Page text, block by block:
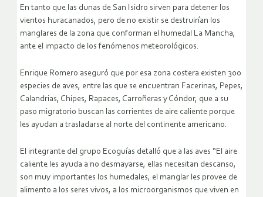
En tanto que las dunas de San Isidro sirven para detener los
vientos huracanados, pero de no existir se destruirían los
manglares de la zona que conforman el humedal La Mancha,
ante el impacto de los fenómenos meteorológicos.
Enrique Romero aseguró que por esa zona costera existen 300
especies de aves, entre las que se encuentran Facerinas, Pepes,
Calandrias, Chipes, Rapaces, Carroñeras y Cóndor, que a su
paso migratorio buscan las corrientes de aire caliente porque
les ayudan a trasladarse al norte del continente americano.
El integrante del grupo Ecoguías detalló que a las aves “El aire
caliente les ayuda a no desmayarse, ellas necesitan descanso,
son muy importantes los humedales, el manglar les provee de
alimento a los seres vivos, a los microorganismos que viven en